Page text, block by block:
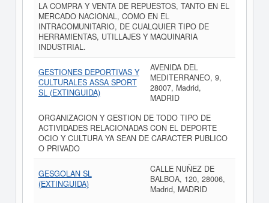
LA COMPRA Y VENTA DE REPUESTOS, TANTO EN EL
MERCADO NACIONAL, COMO EN EL
INTRACOMUNITARIO, DE CUALQUIER TIPO DE
HERRAMIENTAS, UTILLAJES Y MAQUINARIA
INDUSTRIAL.
GESTIONES DEPORTIVAS Y
CULTURALES ASSA SPORT
SL (EXTINGUIDA)
AVENIDA DEL
MEDITERRANEO, 9,
28007, Madrid,
MADRID
ORGANIZACION Y GESTION DE TODO TIPO DE
ACTIVIDADES RELACIONADAS CON EL DEPORTE
OCIO Y CULTURA YA SEAN DE CARACTER PUBLICO
O PRIVADO
GESGOLAN SL
(EXTINGUIDA)
CALLE NUÑEZ DE
BALBOA, 120, 28006,
Madrid, MADRID